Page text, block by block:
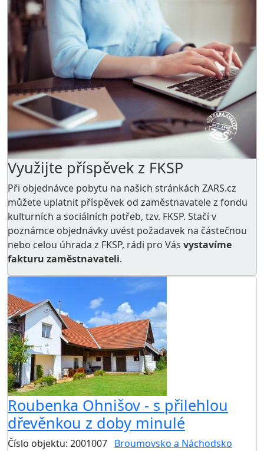
Využijte příspěvek z FKSP
Při objednávce pobytu na našich stránkách ZARS.cz
můžete uplatnit příspěvek od zaměstnavatele z fondu
kulturních a sociálních potřeb, tzv. FKSP. Stačí v
poznámce objednávky uvést požadavek na částečnou
nebo celou úhrada z FKSP, rádi pro Vás vystavíme
fakturu zaměstnavateli.
Roubenka Ohnišov - s přilehlou
dřevěnkou z doby minulé
Číslo objektu: 2001007 Broumovsko a Náchodsko